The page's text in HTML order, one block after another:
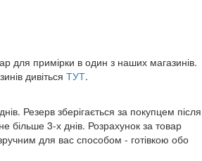
для примірки в один з наших магазинів.
дивіться ТУТ.
Резерв зберігається за покупцем після
більше 3-х днів. Розрахунок за товар
для вас способом - готівкою обо